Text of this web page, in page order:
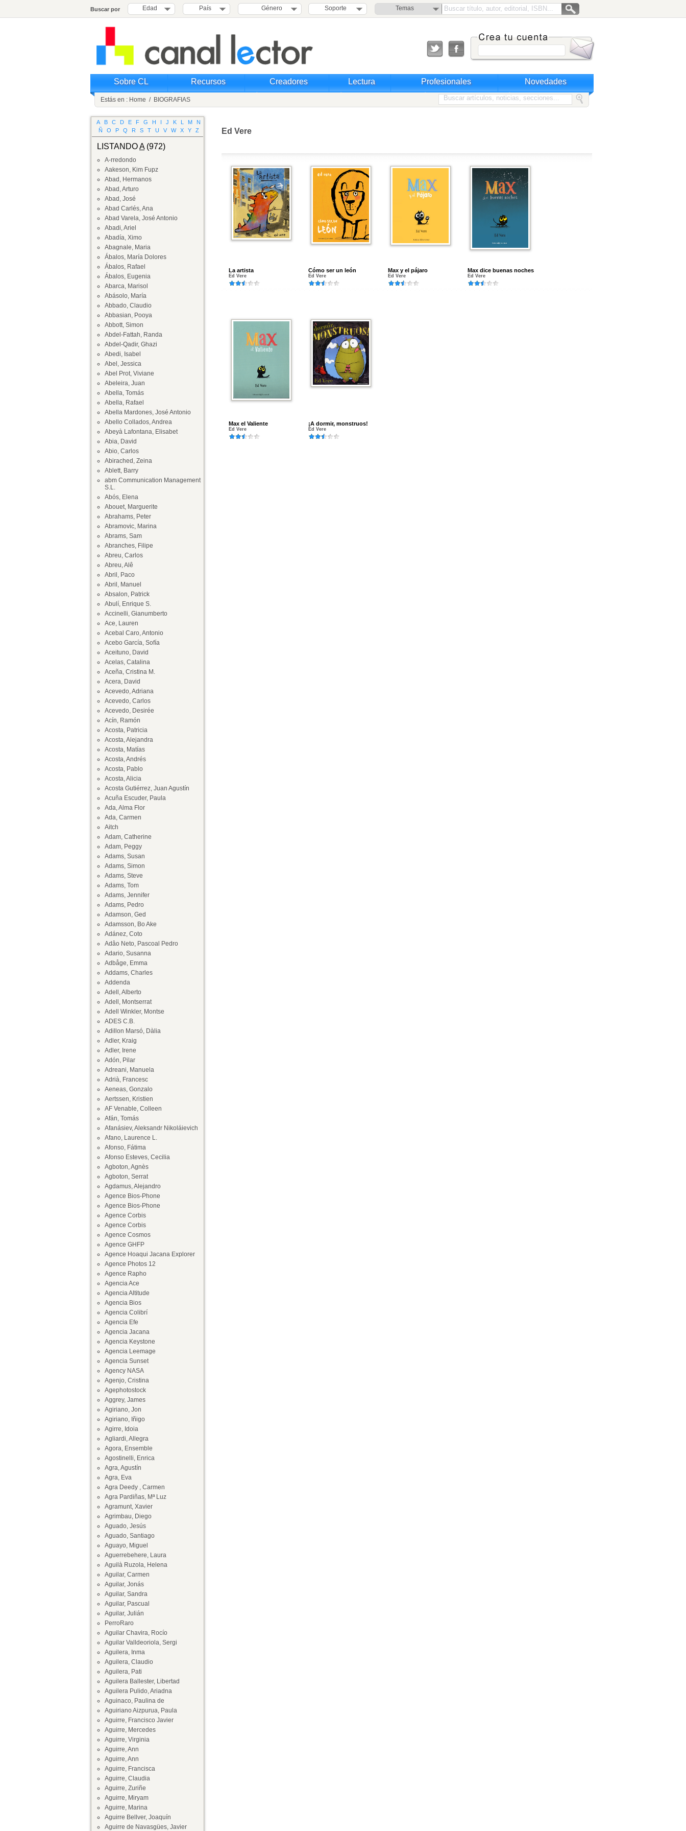
Buscar por Edad País Género Soporte Temas
Sobre CL Recursos Creadores Lectura Profesionales Novedades
Estás en : Home / BIOGRAFIAS
A B C D E F G H I J K L M
N
Ñ
O P Q R S T U V W X Y Z
LISTANDOA(972)
A-rredondo
Aakeson, Kim Fupz
Abad, Hermanos
Abad, Arturo
Abad, José
Abad Carlés, Ana
Abad Varela, José Antonio
Abadi, Ariel
Abadía, Ximo
Abagnale, Maria
Ábalos, María Dolores
Ábalos, Rafael
Ábalos, Eugenia
Abarca, Marisol
Abásolo, María
Abbado, Claudio
Abbasian, Pooya
Abbott, Simon
Abdel-Fattah, Randa
Abdel-Qadir, Ghazi
Abedi, Isabel
Abel, Jessica
Abel Prot, Viviane
Abeleira, Juan
Abella, Tomás
Abella, Rafael
Abella Mardones, José Antonio
Abello Collados, Andrea
Abeyà Lafontana, Elisabet
Abia, David
Abio, Carlos
Abirached, Zeina
Ablett, Barry
abm Communication Management
S.L.
Abós, Elena
Abouet, Marguerite
Abrahams, Peter
Abramovic, Marina
Abrams, Sam
Abranches, Filipe
Abreu, Carlos
Abreu, Alê
Abril, Paco
Abril, Manuel
Absalon, Patrick
Abulí, Enrique S.
Accinelli, Gianumberto
Ace, Lauren
Acebal Caro, Antonio
Acebo García, Sofía
Aceituno, David
Acelas, Catalina
Aceña, Cristina M.
Acera, David
Acevedo, Adriana
Acevedo, Carlos
Acevedo, Desirée
Acín, Ramón
Acosta, Patricia
Acosta, Alejandra
Acosta, Matías
Acosta, Andrés
Acosta, Pablo
Acosta, Alicia
Acosta Gutiérrez, Juan Agustín
Acuña Escuder, Paula
Ada, Alma Flor
Ada, Carmen
Aitch
Adam, Catherine
Adam, Peggy
Adams, Susan
Adams, Simon
Adams, Steve
Adams, Tom
Adams, Jennifer
Adams, Pedro
Adamson, Ged
Adamsson, Bo Ake
Adánez, Coto
Adâo Neto, Pascoal Pedro
Adario, Susanna
Adbåge, Emma
Addams, Charles
Addenda
Adell, Alberto
Adell, Montserrat
Adell Winkler, Montse
ADES C.B.
Adillon Marsó, Dàlia
Adler, Kraig
Adler, Irene
Adón, Pilar
Adreani, Manuela
Adrià, Francesc
Aeneas, Gonzalo
Aertssen, Kristien
AF Venable, Colleen
Afán, Tomás
Afanásiev, Aleksandr Nikoláievich
Afano, Laurence L.
Afonso, Fátima
Afonso Esteves, Cecilia
Agboton, Agnès
Agboton, Serrat
Agdamus, Alejandro
Agence Bios-Phone
Agence Bios-Phone
Agence Corbis
Agence Corbis
Agence Cosmos
Agence GHFP
Agence Hoaqui Jacana Explorer
Agence Photos 12
Agence Rapho
Agencia Ace
Agencia Altitude
Agencia Bios
Agencia Colibrí
Agencia Efe
Agencia Jacana
Agencia Keystone
Agencia Leemage
Agencia Sunset
Agency NASA
Agenjo, Cristina
Agephotostock
Aggrey, James
Agiriano, Jon
Agiriano, Iñigo
Agirre, Idoia
Agliardi, Allegra
Agora, Ensemble
Agostinelli, Enrica
Agra, Agustín
Agra, Eva
Agra Deedy , Carmen
Agra Pardiñas, Mª Luz
Agramunt, Xavier
Agrimbau, Diego
Aguado, Jesús
Aguado, Santiago
Aguayo, Miguel
Aguerrebehere, Laura
Aguilà Ruzola, Helena
Aguilar, Carmen
Aguilar, Jonás
Aguilar, Sandra
Aguilar, Pascual
Aguilar, Julián
PerroRaro
Aguilar Chavira, Rocío
Aguilar Valldeoriola, Sergi
Aguilera, Inma
Aguilera, Claudio
Aguilera, Pati
Aguilera Ballester, Libertad
Aguilera Pulido, Ariadna
Aguinaco, Paulina de
Aguiriano Aizpurua, Paula
Aguirre, Francisco Javier
Aguirre, Mercedes
Aguirre, Virginia
Aguirre, Ann
Aguirre, Ann
Aguirre, Francisca
Aguirre, Claudia
Aguirre, Zuriñe
Aguirre, Miryam
Aguirre, Marina
Aguirre Bellver, Joaquín
Aguirre de Navasgües, Javier
Ed Vere
La artista
Ed Vere
Cómo ser un león
Ed Vere
Max y el pájaro
Ed Vere
Max dice buenas noches
Ed Vere
Max el Valiente
Ed Vere
¡A dormir, monstruos!
Ed Vere